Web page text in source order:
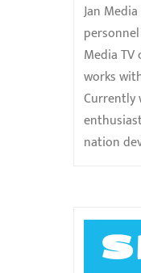
Jan
Media
works
Currently
nation